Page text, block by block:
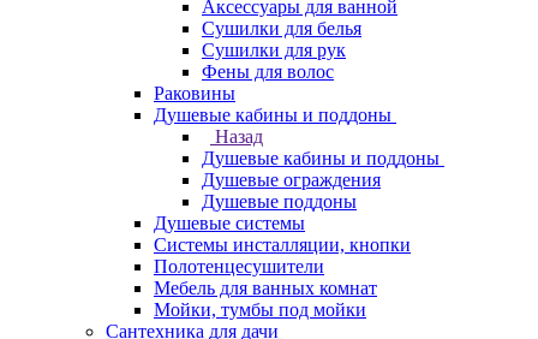
Аксессуары для ванной
Сушилки для белья
Сушилки для рук
Фены для волос
Раковины
Душевые кабины и поддоны
Назад
Душевые кабины и поддоны
Душевые ограждения
Душевые поддоны
Душевые системы
Системы инсталляции, кнопки
Полотенцесушители
Мебель для ванных комнат
Мойки, тумбы под мойки
Сантехника для дачи